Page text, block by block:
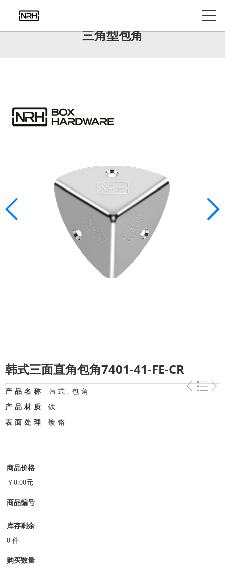
三角型包角
韩式三面直角包角7401-41-FE-CR
产品名称 韩式.包角
产品材质 铁
表面处理 镀铬
商品价格
￥ 0.00元
商品编号
库存剩余
0 件
购买数量